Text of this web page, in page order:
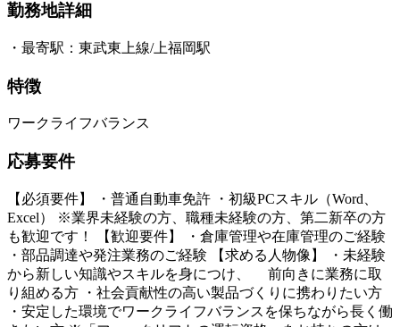
勤務地詳細
・最寄駅：東武東上線/上福岡駅
特徴
ワークライフバランス
応募要件
【必須要件】 ・普通自動車免許 ・初級PCスキル（Word、
Excel） ※業界未経験の方、職種未経験の方、第二新卒の方
も歓迎です！ 【歓迎要件】 ・倉庫管理や在庫管理のご経験
・部品調達や発注業務のご経験 【求める人物像】 ・未経験
から新しい知識やスキルを身につけ、 前向きに業務に取
り組める方 ・社会貢献性の高い製品づくりに携わりたい方
・安定した環境でワークライフバランスを保ちながら長く働